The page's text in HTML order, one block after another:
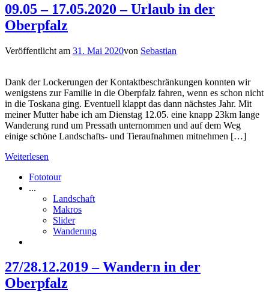
09.05 – 17.05.2020 – Urlaub in der
Oberpfalz
Veröffentlicht am 31. Mai 2020von Sebastian
Dank der Lockerungen der Kontaktbeschränkungen konnten wir
wenigstens zur Familie in die Oberpfalz fahren, wenn es schon nicht
in die Toskana ging. Eventuell klappt das dann nächstes Jahr. Mit
meiner Mutter habe ich am Dienstag 12.05. eine knapp 23km lange
Wanderung rund um Pressath unternommen und auf dem Weg
einige schöne Landschafts- und Tieraufnahmen mitnehmen […]
Weiterlesen
Fototour
...
Landschaft
Makros
Slider
Wanderung
27/28.12.2019 – Wandern in der
Oberpfalz